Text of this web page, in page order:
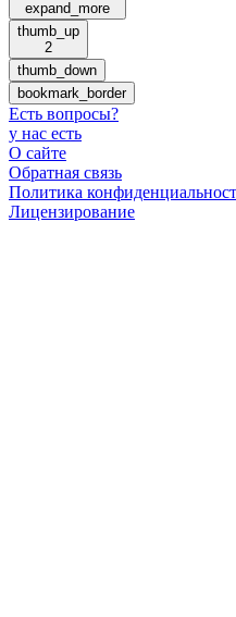
expand_more
thumb_up
2
thumb_down
bookmark_border
Есть вопросы?
у нас есть
О сайте
Обратная связь
Политика
Лицензирование